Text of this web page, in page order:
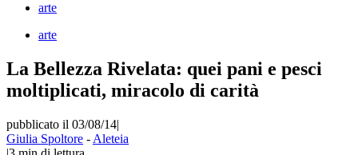
arte
arte
La Bellezza Rivelata: quei pani e pesci
moltiplicati, miracolo di carità
pubblicato il 03/08/14|
Giulia Spoltore - Aleteia